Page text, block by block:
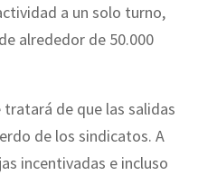
a un solo turno,
alrededor de 50.000
tratará de que las salidas
de los sindicatos. A
incentivadas e incluso